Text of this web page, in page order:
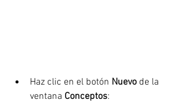
Haz clic en el botón Nuevo de la
ventana Conceptos: